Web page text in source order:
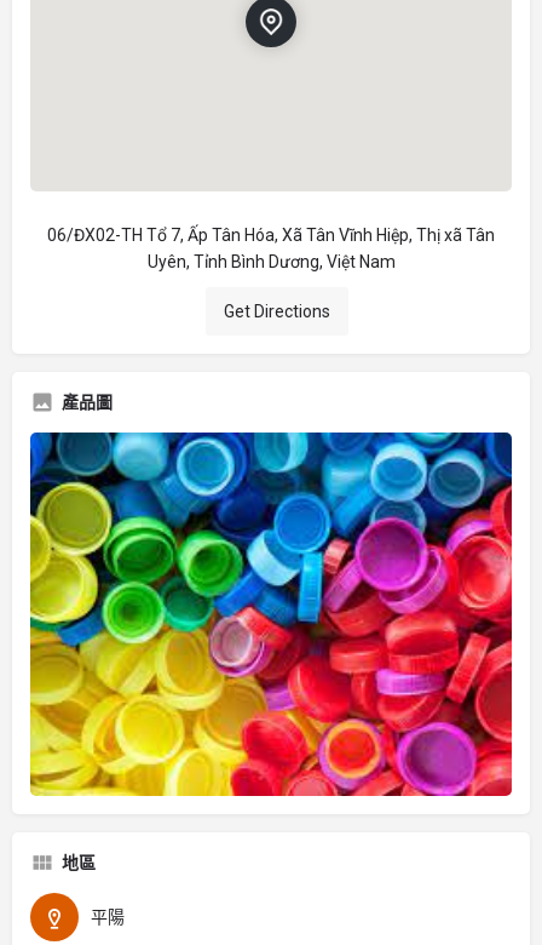
06/ĐX02-TH Tổ 7, Ấp Tân Hóa, Xã Tân Vĩnh Hiệp, Thị xã Tân
Uyên, Tỉnh Bình Dương, Việt Nam
Get Directions
產品圖
地區
平陽